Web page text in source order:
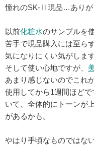
憧れのSK-Ⅱ現品…ありが
以前化粧水のサンプルを
苦手で現品購入には至ら
気になりにくい気がしま
そして使い心地ですが、
あまり感じないのでこれ
使用してから1週間ほど
いて、全体的にトーンが
があるかも。
やはり手頃なものではな